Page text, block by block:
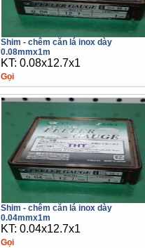
Shim - chêm căn lá inox dày
0.08mmx1m
KT: 0.08x12.7x1
Gọi
Shim - chêm căn lá inox dày
0.04mmx1m
KT: 0.04x12.7x1
Gọi